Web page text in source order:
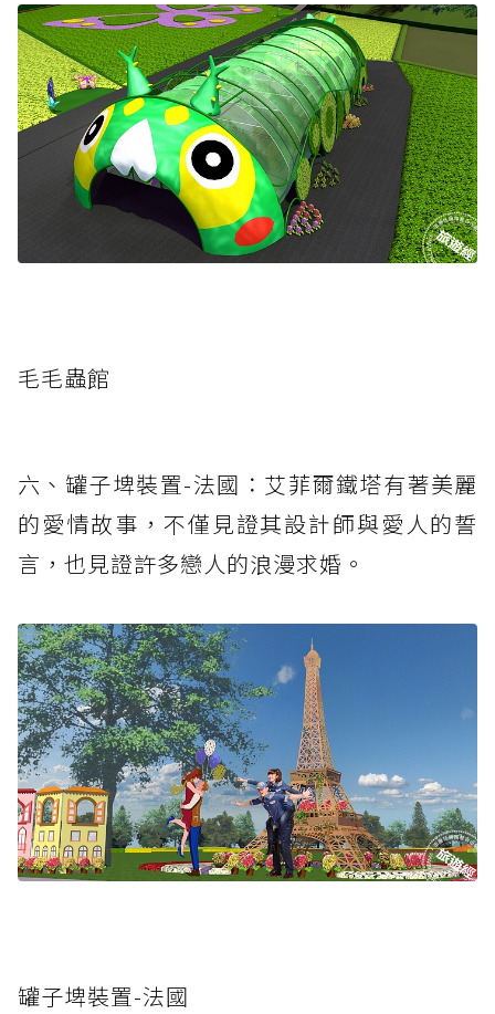
毛毛蟲館
六、罐子埤裝置-法國：艾菲爾鐵塔有著美麗
的愛情故事，不僅見證其設計師與愛人的誓
言，也見證許多戀人的浪漫求婚。
罐子埤裝置-法國